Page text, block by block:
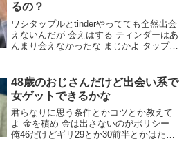
るの？
ワシタップルとtinderやってても全然出会
えないんだが 会えはする ティンダーはあ
んまり会えなかったな まじかよ タップル
出会える感じ？ タイミングによるけど月
3人は会えるんじゃない
48歳のおじさんだけど出会い系で
女ゲットできるかな
君らなりに思う条件とかコツとか教えて
よ 金を積め 金は出さないのがポリシー
俺46だけどギリ29とか30前半とかはたま